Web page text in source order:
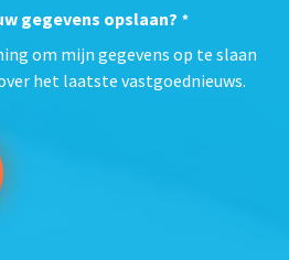
gegevens opslaan? *
om mijn gegevens op te slaan
het laatste vastgoednieuws.